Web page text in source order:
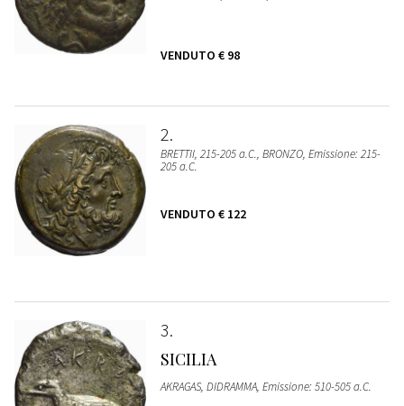
VENDUTO € 98
2
BRETTII, 215-205 a.C., BRONZO, Emissione: 215-
205 a.C.
VENDUTO € 122
3
SICILIA
AKRAGAS, DIDRAMMA, Emissione: 510-505 a.C.